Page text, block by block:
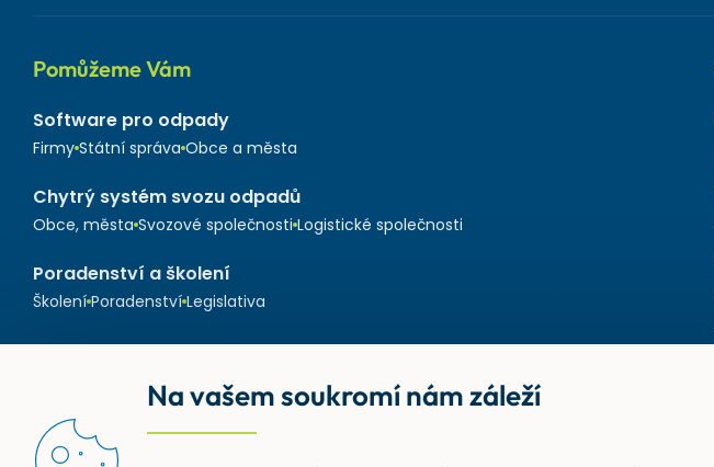
Pomůžeme Vám
Software pro odpady
Firmy Státní správa Obce a města
Chytrý systém svozu odpadů
Obce, města Svozové společnosti Logistické společnosti
Poradenství a školení
Školení Poradenství Legislativa
Na vašem soukromí nám záleží